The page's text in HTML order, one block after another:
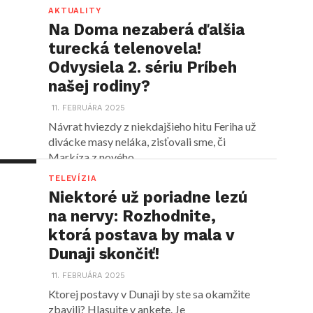
AKTUALITY
Na Doma nezaberá ďalšia
turecká telenovela!
Odvysiela 2. sériu Príbeh
našej rodiny?
11. FEBRUÁRA 2025
Návrat hviezdy z niekdajšieho hitu Feriha už
divácke masy neláka, zisťovali sme, či
Markíza z nového...
TELEVÍZIA
Niektoré už poriadne lezú
na nervy: Rozhodnite,
ktorá postava by mala v
Dunaji skončiť!
11. FEBRUÁRA 2025
Ktorej postavy v Dunaji by ste sa okamžite
zbavili? Hlasujte v ankete. Je